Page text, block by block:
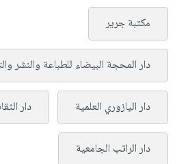
مكتبة جرير
دار المحجة البيضاء للطباعة والنشر
دار اليازوري العلمية دار
دار الراتب الجامعية